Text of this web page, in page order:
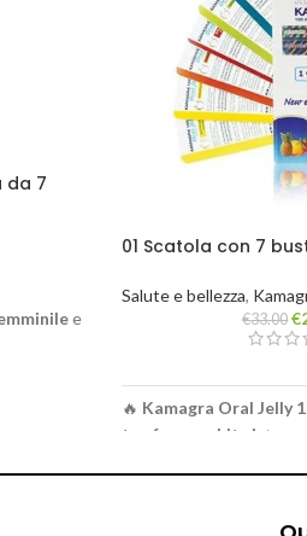
da 7
e
le
01 Scatola con 7
Salute e bellezza,
€33.00 €
🔥 Kamagra Oral Jelly
tua forza subito! 🔥